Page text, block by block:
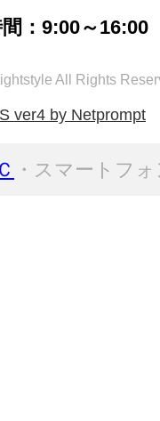
：9:00～16:00
All Rights
ver4 by Netprompt
・スマートフ